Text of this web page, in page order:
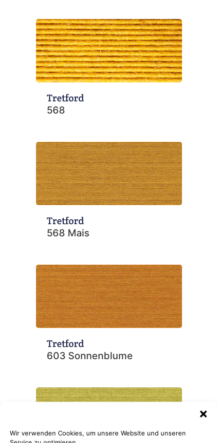
Wir verwenden Cookies, um unsere Website und unseren
Tretford
568
Tretford
568 Mais
Tretford
603 Sonnenblume